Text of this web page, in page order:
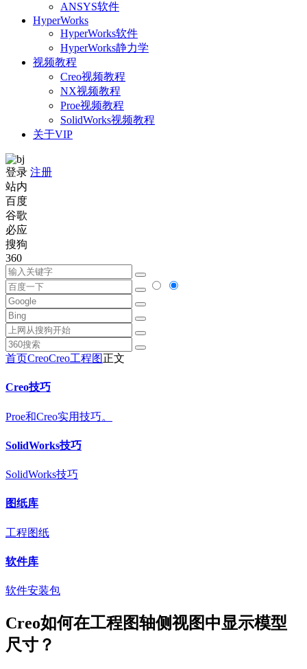
ANSYS软件
HyperWorks
HyperWorks软件
HyperWorks静力学
视频教程
Creo视频教程
NX视频教程
Proe视频教程
SolidWorks视频教程
关于VIP
登录 注册
站内
百度
谷歌
必应
搜狗
360
首页CreoCreo工程图正文
Creo技巧
Proe和Creo实用技巧。
SolidWorks技巧
SolidWorks技巧
图纸库
工程图纸
软件库
软件安装包
Creo如何在工程图轴侧视图中显示模型
尺寸？